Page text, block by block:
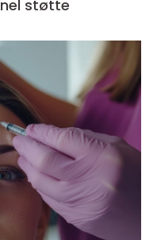
støtte